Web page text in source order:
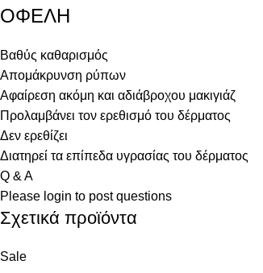
ΟΦΕΛΗ
Βαθύς καθαρισμός
Απομάκρυνση ρύπων
Αφαίρεση ακόμη και αδιάβροχου μακιγιάζ
Προλαμβάνει τον ερεθισμό του δέρματος
Δεν ερεθίζει
Διατηρεί τα επίπεδα υγρασίας του δέρματος
Q & A
Please login to post questions
Σχετικά προϊόντα
Sale